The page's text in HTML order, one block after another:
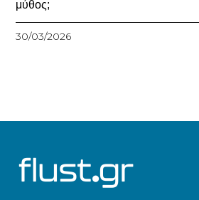
μύθος;
30/03/2026